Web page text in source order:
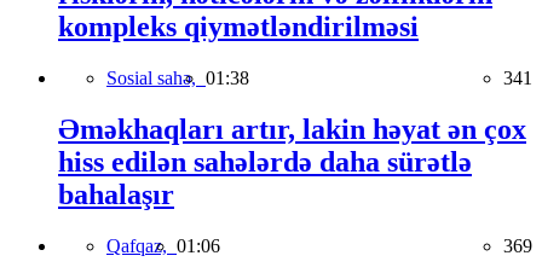
kompleks qiymətləndirilməsi
Sosial sahə, 01:38 341
Əməkhaqları artır, lakin həyat ən çox
hiss edilən sahələrdə daha sürətlə
bahalaşır
Qafqaz, 01:06 369